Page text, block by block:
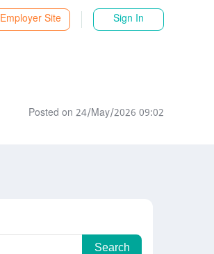
Employer Site Sign In
Posted on 24/May/2026 09:02
Search